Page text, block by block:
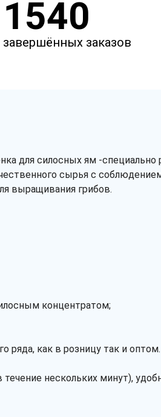
1540
завершённых заказов
для силосных ям -специально
сырья с
выращивания грибов.
концентратом;
ряда, как в розницу так и
нескольких минут),